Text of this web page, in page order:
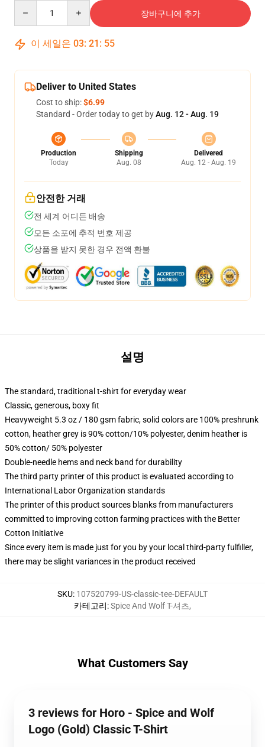
장바구니에 추가
이 세일은 03: 21 : 54
Deliver to United States
Cost to ship:$6.99
Standard - Order today to get byAug. 12 - Aug. 19
Production
Today
Shipping
Aug. 08
Delivered
Aug. 12 - Aug. 19
안전한 거래
전 세계 어디든 배송
모든 소포에 추적 번호 제공
상품을 받지 못한 경우 전액 환불
설명
The standard, traditional t-shirt for everyday wear
Classic, generous, boxy fit
Heavyweight 5.3 oz / 180 gsm fabric, solid colors are 100% preshrunk
cotton, heather grey is 90% cotton/10% polyester, denim heather is
50% cotton/ 50% polyester
Double-needle hems and neck band for durability
The third party printer of this product is evaluated according to
International Labor Organization standards
The printer of this product sources blanks from manufacturers
committed to improving cotton farming practices with the Better
Cotton Initiative
Since every item is made just for you by your local third-party fulfiller,
there may be slight variances in the product received
SKU: 107520799-US-classic-tee-DEFAULT
카테고리:Spice And Wolf T-셔츠,
What Customers Say
3 reviews for Horo - Spice and Wolf
Logo (Gold) Classic T-Shirt